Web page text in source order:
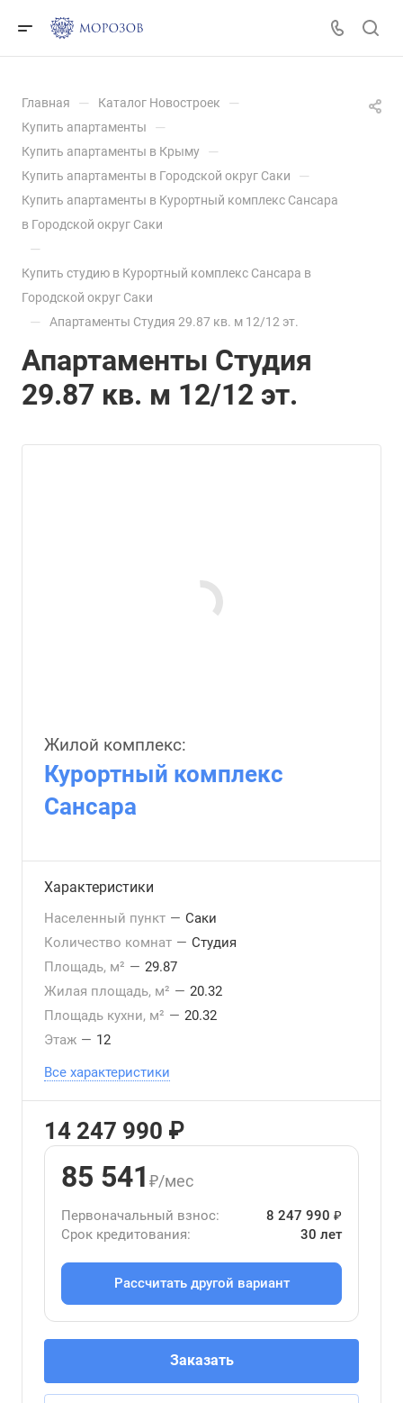
Главная — Каталог Новостроек —
Купить апартаменты —
Купить апартаменты в Крыму —
Купить апартаменты в Городской округ Саки —
Купить апартаменты в Курортный комплекс Сансара
в Городской округ Саки
—
Купить студию в Курортный комплекс Сансара в
Городской округ Саки
— Апартаменты Студия 29.87 кв. м 12/12 эт.
Апартаменты Студия
29.87 кв. м 12/12 эт.
Жилой комплекс:
Курортный комплекс
Сансара
Характеристики
Населенный пункт — Саки
Количество комнат — Студия
Площадь, м² — 29.87
Жилая площадь, м² — 20.32
Площадь кухни, м² — 20.32
Этаж — 12
Все характеристики
14 247 990 ₽
85 541 ₽/мес
Первоначальный взнос:
8 247 990 ₽
Срок кредитования:
30 лет
Рассчитать другой вариант
Заказать